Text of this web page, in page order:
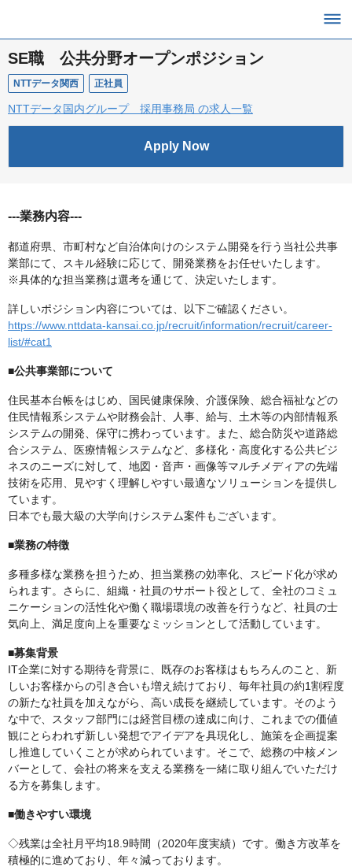
SE職 公共分野オープンポジション
NTTデータ関西 正社員
NTTデータ国内グループ 採用事務局 の求人一覧
Apply Now
---業務内容---
都道府県、市町村など自治体向けのシステム開発を行う当社公共事
業部にて、スキル経験に応じて、開発業務をお任せいたします。
※具体的な担当業務は選考を通じて、決定いたします。
詳しいポジション内容については、以下ご確認ください。
https://www.nttdata-kansai.co.jp/recruit/information/recruit/career-
list/#cat1
■公共事業部について
住民基本台帳をはじめ、国民健康保険、介護保険、総合福祉などの
住民情報系システムや財務会計、人事、給与、土木等の内部情報系
システムの開発、保守に携わっています。また、総合防災や道路総
合システム、医療情報システムなど、多様化・高度化する公共ビジ
ネスのニーズに対して、地図・音声・画像等マルチメディアの先端
技術を応用、見やすく理解しやすい最適なソリューションを提供し
ています。
日本でも最大級の大学向けシステム案件もございます。
■業務の特徴
多種多様な業務を担うため、担当業務の効率化、スピード化が求め
られます。さらに、組織・社員のサポート役として、全社のコミュ
ニケーションの活性化や働く職場環境の改善を行うなど、社員の士
気向上、満足度向上を重要なミッションとして活動しています。
■募集背景
IT企業に対する期待を背景に、既存のお客様はもちろんのこと、新
しいお客様からの引き合いも増え続けており、毎年社員の約1割程度
の新たな社員を加えながら、高い成長を継続しています。そのよう
な中で、スタッフ部門には経営目標の達成に向け、これまでの価値
観にとらわれず新しい発想でアイデアを具現化し、施策を企画提案
し推進していくことが求められています。そこで、総務の中核メン
バーとして、会社の将来を支える業務を一緒に取り組んでいただけ
る方を募集します。
■働きやすい環境
◇残業は全社月平均18.9時間（2020年度実績）です。働き方改革を
積極的に進めており、年々減っております。